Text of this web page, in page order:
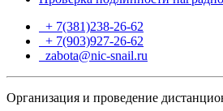
+ 7(381)238-26-62
+ 7(903)927-26-62
zabota@nic-snail.ru
Организация и проведение